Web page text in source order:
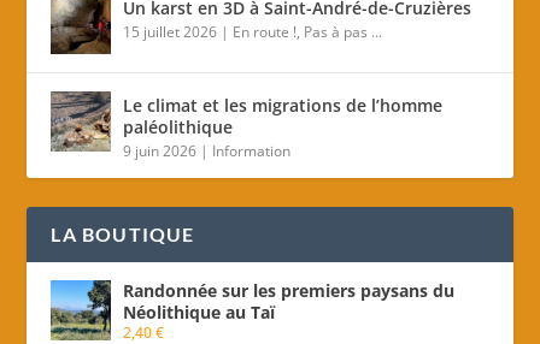
Un karst en 3D à Saint-André-de-Cruzières
15 juillet 2026 | En route !, Pas à pas ...
Le climat et les migrations de l’homme
paléolithique
9 juin 2026 | Information
LA BOUTIQUE
Randonnée sur les premiers paysans du
Néolithique au Taï
2,40€